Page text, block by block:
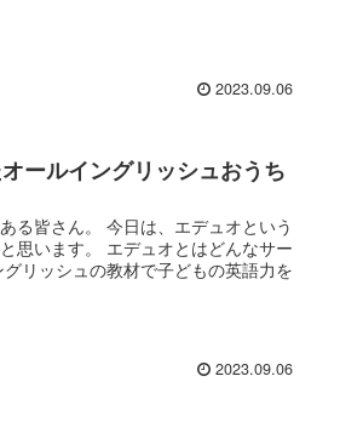
2023.09.06
ールイングリッシュおうち
る皆さん。 今日は、エデュオという
思います。 エデュオとはどんなサー
リッシュの教材で子どもの英語力を
2023.09.06